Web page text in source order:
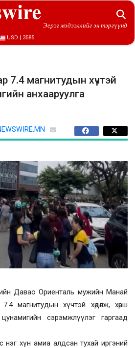
Эерэг мэдээллийг эн тэргүүнд
USD | 3585
7.4 магнитудын хүчтэй
анхааруулга
Давао Ориенталь мужийн Манай
магнитудын хүчтэй хөдөлж, хөрш
сэрэмжлүүлэг гаргаад
нэг хүн амиа алдсан тухай иргэний